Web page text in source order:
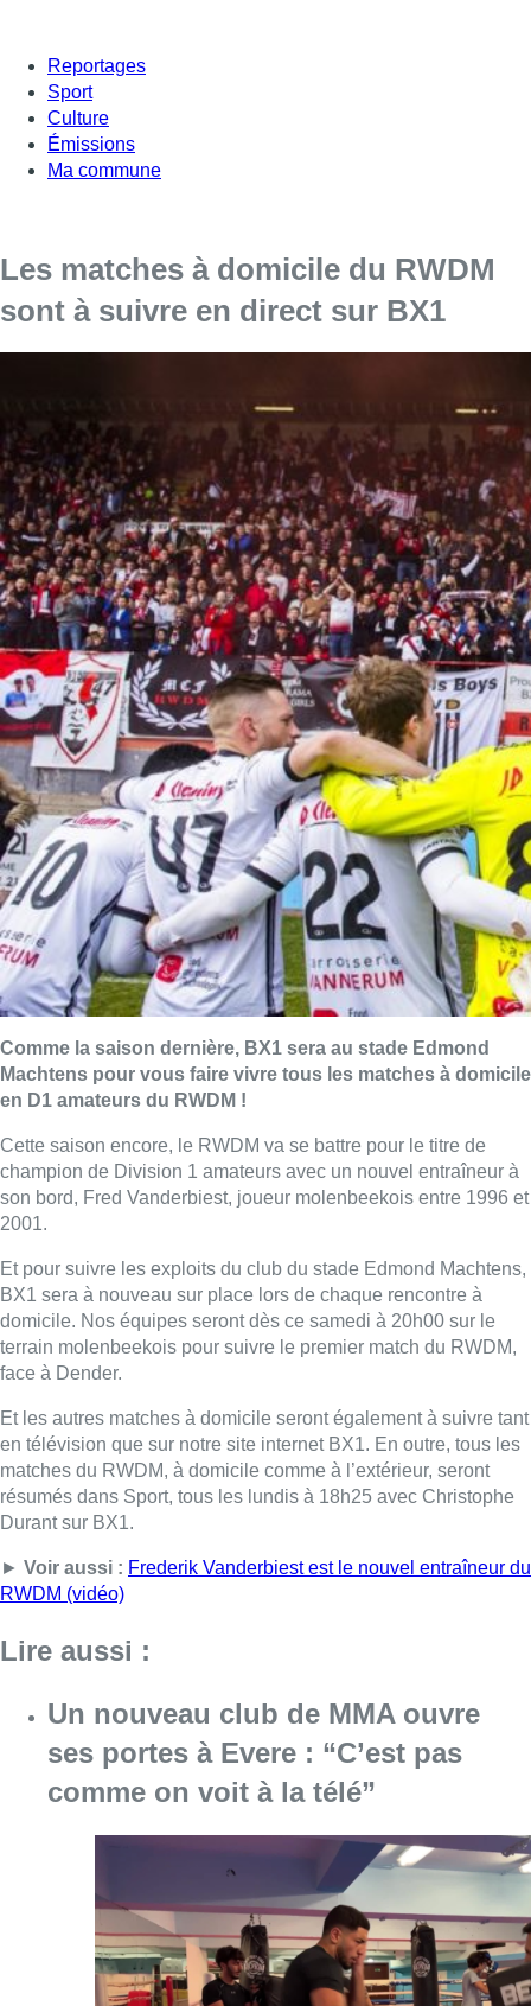
Reportages
Sport
Culture
Émissions
Ma commune
Les matches à domicile du RWDM
sont à suivre en direct sur BX1
Comme la saison dernière, BX1 sera au stade Edmond
Machtens pour vous faire vivre tous les matches à domicile
en D1 amateurs du RWDM !
Cette saison encore, le RWDM va se battre pour le titre de
champion de Division 1 amateurs avec un nouvel entraîneur à
son bord, Fred Vanderbiest, joueur molenbeekois entre 1996 et
2001.
Et pour suivre les exploits du club du stade Edmond Machtens,
BX1 sera à nouveau sur place lors de chaque rencontre à
domicile. Nos équipes seront dès ce samedi à 20h00 sur le
terrain molenbeekois pour suivre le premier match du RWDM,
face à Dender.
Et les autres matches à domicile seront également à suivre tant
en télévision que sur notre site internet BX1. En outre, tous les
matches du RWDM, à domicile comme à l’extérieur, seront
résumés dans Sport, tous les lundis à 18h25 avec Christophe
Durant sur BX1.
► Voir aussi : Frederik Vanderbiest est le nouvel entraîneur du
RWDM (vidéo)
Lire aussi :
Un nouveau club de MMA ouvre
ses portes à Evere : “C’est pas
comme on voit à la télé”